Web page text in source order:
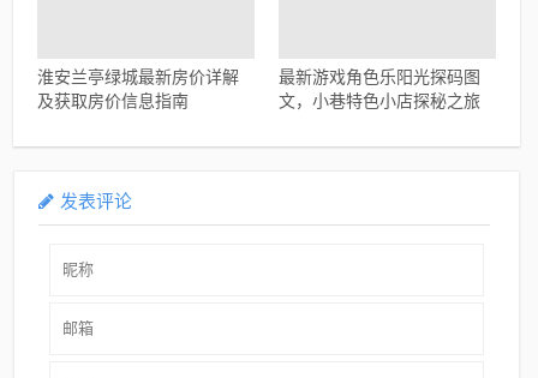
淮安兰亭绿城最新房价详解
及获取房价信息指南
最新游戏角色乐阳光探码图
文，小巷特色小店探秘之旅
发表评论